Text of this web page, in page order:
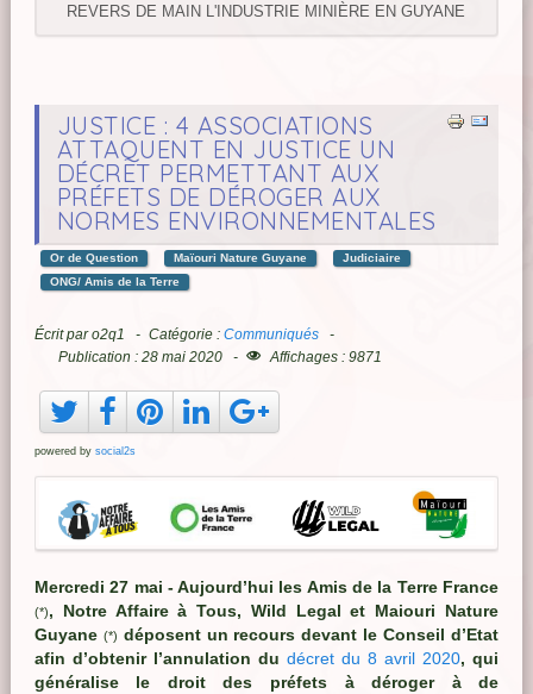
REVERS DE MAIN L'INDUSTRIE MINIÈRE EN GUYANE
JUSTICE : 4 ASSOCIATIONS
ATTAQUENT EN JUSTICE UN
DÉCRET PERMETTANT AUX
PRÉFETS DE DÉROGER AUX
NORMES ENVIRONNEMENTALES
Or de Question Maïouri Nature Guyane
Judiciaire
ONG/ Amis de la Terre
Écrit paro2q1 Catégorie : Communiqués
Publication : 28 mai 2020
Affichages : 9871
powered by social2s
Mercredi 27 mai - Aujourd’hui les Amis de la Terre France
(*), Notre Affaire à Tous, Wild Legal et Maiouri Nature
Guyane (*) déposent un recours devant le Conseil d’Etat
afin d’obtenir l’annulation du décret du 8 avril 2020, qui
généralise le droit des préfets à déroger à de